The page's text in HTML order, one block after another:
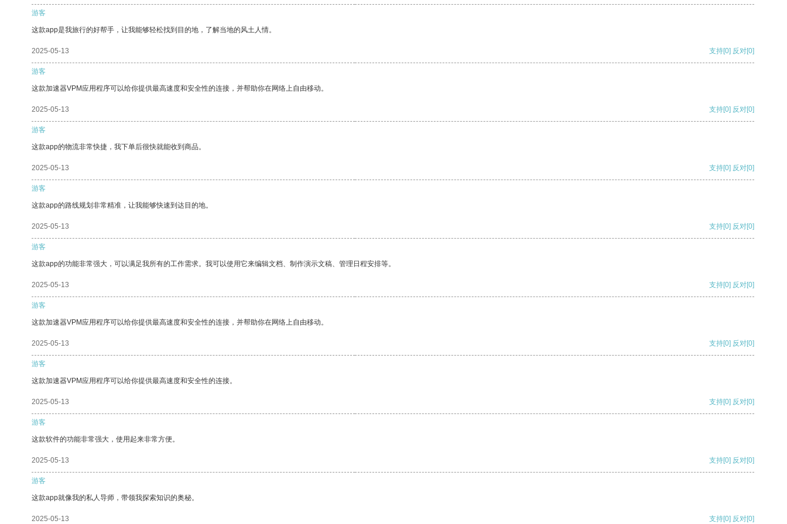
游客
这款app是我旅行的好帮手，让我能够轻松找到目的地，了解当地的风土人情。
2025-05-13 支持[0] 反对[0]
游客
这款加速器VPM应用程序可以给你提供最高速度和安全性的连接，并帮助你在网络上自由移动。
2025-05-13 支持[0] 反对[0]
游客
这款app的物流非常快捷，我下单后很快就能收到商品。
2025-05-13 支持[0] 反对[0]
游客
这款app的路线规划非常精准，让我能够快速到达目的地。
2025-05-13 支持[0] 反对[0]
游客
这款app的功能非常强大，可以满足我所有的工作需求。我可以使用它来编辑文档、制作演示文稿、管理日程安排等。
2025-05-13 支持[0] 反对[0]
游客
这款加速器VPM应用程序可以给你提供最高速度和安全性的连接，并帮助你在网络上自由移动。
2025-05-13 支持[0] 反对[0]
游客
这款加速器VPM应用程序可以给你提供最高速度和安全性的连接。
2025-05-13 支持[0] 反对[0]
游客
这款软件的功能非常强大，使用起来非常方便。
2025-05-13 支持[0] 反对[0]
游客
这款app就像我的私人导师，带领我探索知识的奥秘。
2025-05-13 支持[0] 反对[0]